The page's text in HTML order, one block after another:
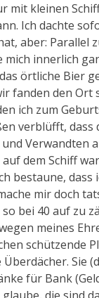
mit kleinen
Ich dachte
aber: Parallel
innerlich
örtliche Bier
fanden den Ort
ich zum
verblüfft, dass
Verwandten
dem Schiff
bestaune, dass
mir doch
bei 40 auf zu
meines
schützende
Sie
für Bank